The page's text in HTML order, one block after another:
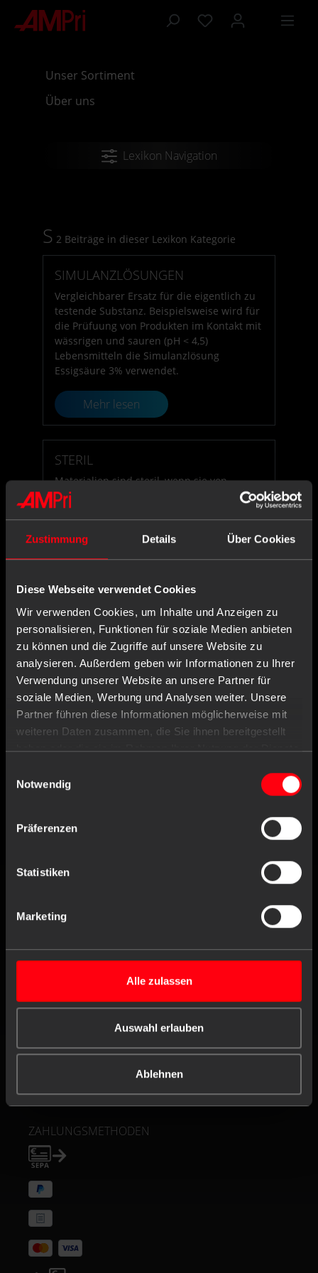
Zustimmung Details Über Cookies
Diese Webseite verwendet Cookies
Wir verwenden Cookies, um Inhalte und Anzeigen zu
personalisieren, Funktionen für soziale Medien anbieten
zu können und die Zugriffe auf unsere Website zu
analysieren. Außerdem geben wir Informationen zu Ihrer
Verwendung unserer Website an unsere Partner für
soziale Medien, Werbung und Analysen weiter. Unsere
Partner führen diese Informationen möglicherweise mit
weiteren Daten zusammen, die Sie ihnen bereitgestellt
haben oder die sie im Rahmen Ihrer Nutzung der Dienste
Notwendig
Präferenzen
Statistiken
Marketing
Alle zulassen
Auswahl erlauben
Ablehnen
springen
Unser Sortiment
Über uns
Lexikon Navigation
S 2 Beiträge in dieser Lexikon Kategorie
SIMULANZLÖSUNGEN
Vergleichbarer Ersatz für die eigentlich zu
testende Substanz. Beispielsweise wird für
die Prüfuung von Produkten im Kontakt mit
wässrigen und sauren (pH < 4,5)
Lebensmitteln die Simulanzlösung
Essigsäure 3% verwendet.
Mehr lesen
STERIL
Materialien sind steril, wenn sie von
lebenden, vermehrungsfähigen Keimen
befreit sind.
Mehr lesen
AMPRI KONTAKTIEREN
AMPri Handelsgesellschaft mbH
Benzstraße 16
21423 Winsen/Luhe
Deutschland
Mo. bis Do.
Kontaktformular
VERANTWORTUNG
ZAHLUNGSMETHODEN